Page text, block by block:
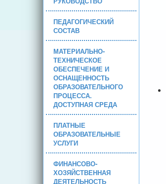
ПЕДАГОГИЧЕСКИЙ
СОСТАВ
МАТЕРИАЛЬНО-
ТЕХНИЧЕСКОЕ
ОБЕСПЕЧЕНИЕ И
ОСНАЩЕННОСТЬ
ОБРАЗОВАТЕЛЬНОГО
ПРОЦЕССА.
ДОСТУПНАЯ СРЕДА
ПЛАТНЫЕ
ОБРАЗОВАТЕЛЬНЫЕ
УСЛУГИ
ФИНАНСОВО-
ХОЗЯЙСТВЕННАЯ
ДЕЯТЕЛЬНОСТЬ